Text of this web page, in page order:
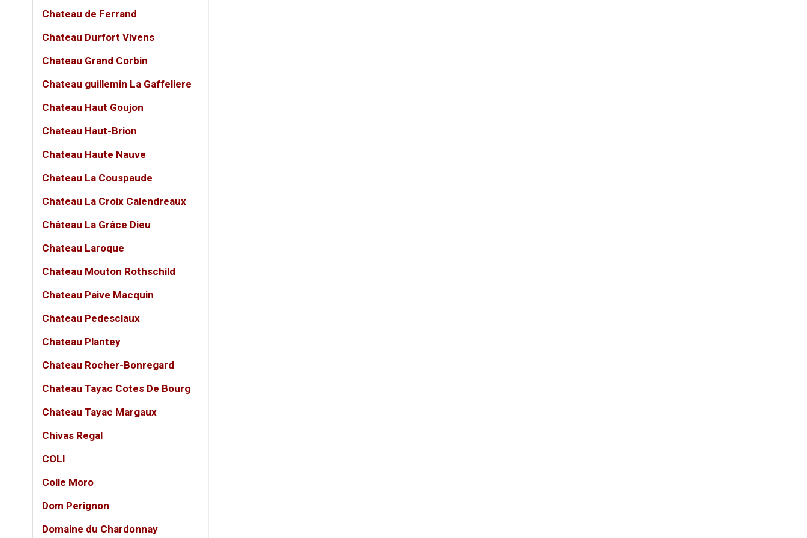
Chateau de Ferrand
Chateau Durfort Vivens
Chateau Grand Corbin
Chateau guillemin La Gaffeliere
Chateau Haut Goujon
Chateau Haut-Brion
Chateau Haute Nauve
Chateau La Couspaude
Chateau La Croix Calendreaux
Château La Grâce Dieu
Chateau Laroque
Chateau Mouton Rothschild
Chateau Paive Macquin
Chateau Pedesclaux
Chateau Plantey
Chateau Rocher-Bonregard
Chateau Tayac Cotes De Bourg
Chateau Tayac Margaux
Chivas Regal
COLI
Colle Moro
Dom Perignon
Domaine du Chardonnay